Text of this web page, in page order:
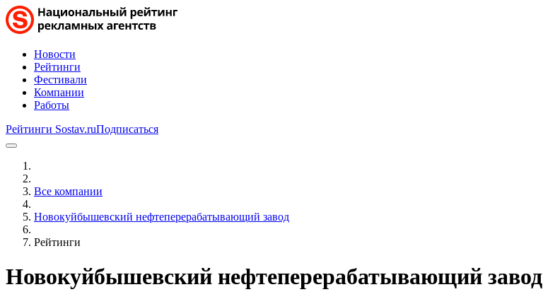
Новости
Рейтинги
Фестивали
Компании
Работы
Рейтинги Sostav.ruПодписаться
Все компании
Новокуйбышевский нефтеперерабатывающий завод
Рейтинги
Новокуйбышевский нефтеперерабатывающий завод